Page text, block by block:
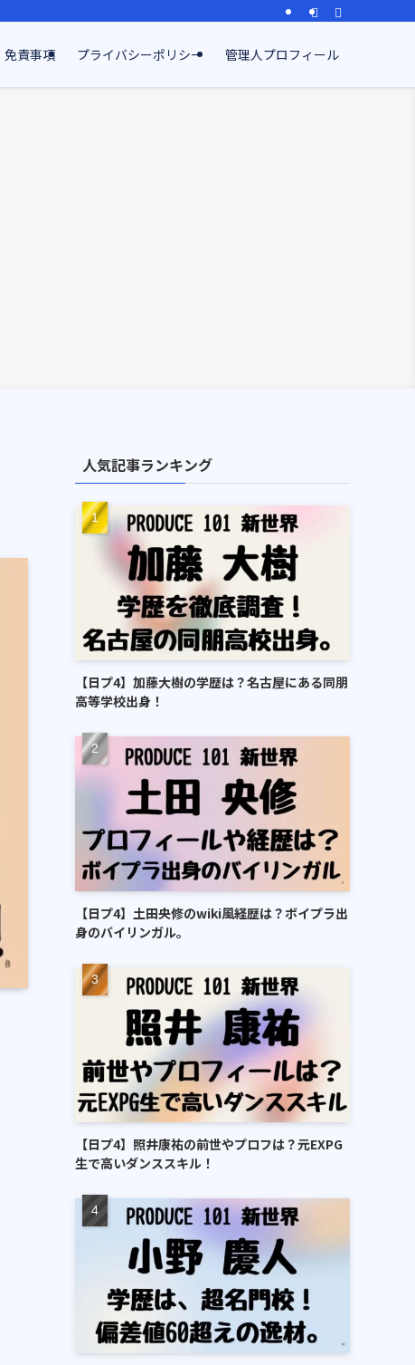
免責事項 プライバシーポリシー 管理人プロフィール
人気記事ランキング
【日プ4】加藤大樹の学歴は？名古屋にある同朋
高等学校出身！
【日プ4】土田央修のwiki風経歴は？ボイプラ出
身のバイリンガル。
【日プ4】照井康祐の前世やプロフは？元EXPG
生で高いダンススキル！